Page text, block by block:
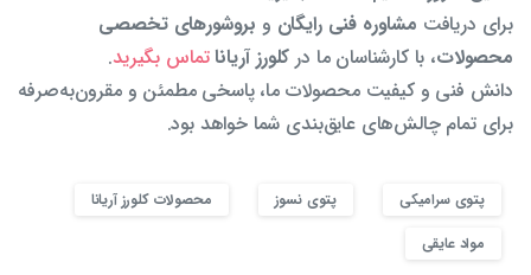
برای دریافت مشاوره فنی رایگان و بروشورهای تخصصی
محصولات، با کارشناسان ما در کلورز آریاناتماس بگیرید.
دانش فنی و کیفیت محصولات ما، پاسخی مطمئن و مقرون‌به‌صرفه
برای تمام چالش‌های عایق‌بندی شما خواهد بود.
پتوی سرامیکی پتوی نسوز
محصولات کلورز آریانا
مواد عایقی